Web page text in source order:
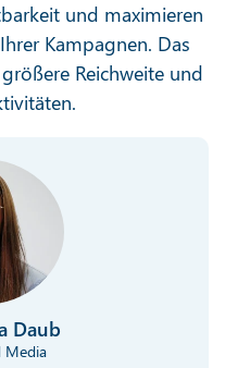
und maximieren
Kampagnen. Das
Reichweite und
Daub
Media